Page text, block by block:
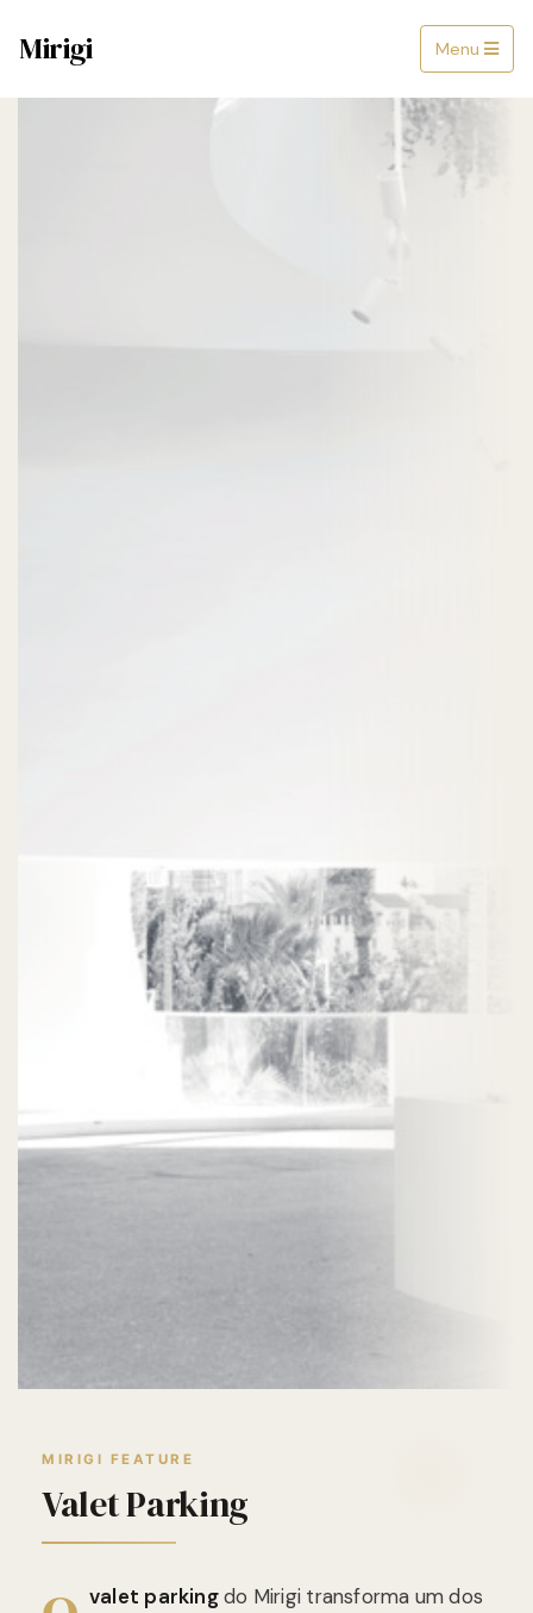
Mirigi Menu
MIRIGI FEATURE
Valet Parking
valet parkingdo Mirigi transforma um dos